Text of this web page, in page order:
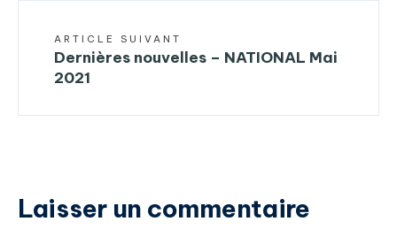
ARTICLE SUIVANT
Dernières nouvelles – NATIONAL Mai
2021
Laisser un commentaire